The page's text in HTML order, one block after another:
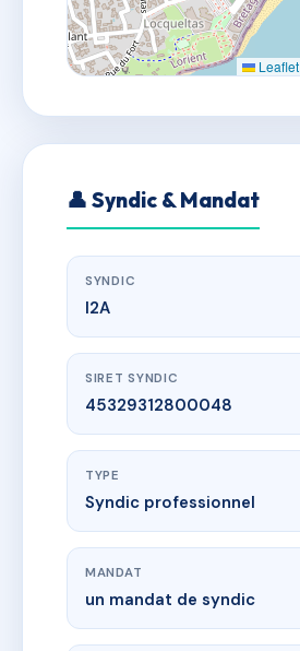
Leaflet
👤 Syndic & Mandat
SYNDIC
I2A
SIRET SYNDIC
45329312800048
TYPE
Syndic professionnel
MANDAT
un mandat de syndic